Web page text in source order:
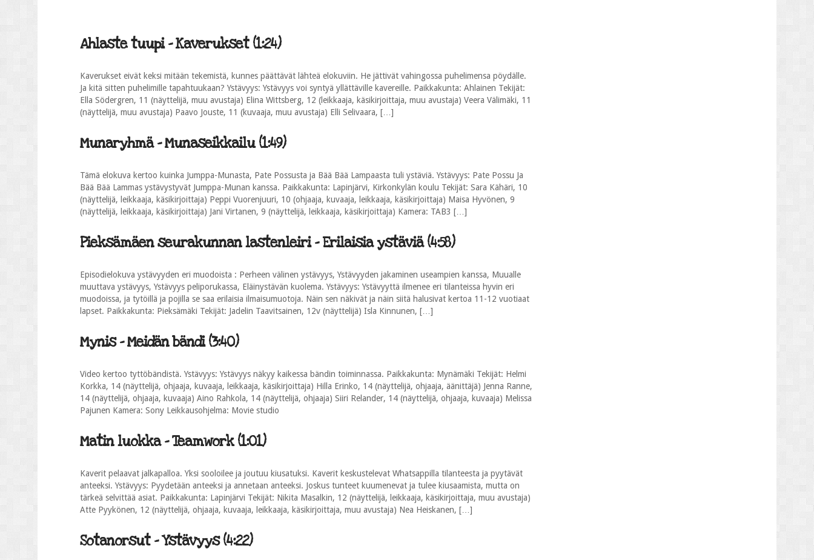
Ahlaste tuupi - Kaverukset (1:24)
Kaverukset eivät keksi mitään tekemistä, kunnes päättävät lähteä elokuviin. He jättivät vahingossa puhelimensa pöydälle.
Ja kitä sitten puhelimille tapahtuukaan? Ystävyys: Ystävyys voi syntyä yllättäville kavereille. Paikkakunta: Ahlainen Tekijät:
Ella Södergren, 11 (näyttelijä, muu avustaja) Elina Wittsberg, 12 (leikkaaja, käsikirjoittaja, muu avustaja) Veera Välimäki, 11
(näyttelijä, muu avustaja) Paavo Jouste, 11 (kuvaaja, muu avustaja) Elli Selivaara, […]
Munaryhmä - Munaseikkailu (1:49)
Tämä elokuva kertoo kuinka Jumppa-Munasta, Pate Possusta ja Bää Bää Lampaasta tuli ystäviä. Ystävyys: Pate Possu Ja
Bää Bää Lammas ystävystyvät Jumppa-Munan kanssa. Paikkakunta: Lapinjärvi, Kirkonkylän koulu Tekijät: Sara Kähäri, 10
(näyttelijä, leikkaaja, käsikirjoittaja) Peppi Vuorenjuuri, 10 (ohjaaja, kuvaaja, leikkaaja, käsikirjoittaja) Maisa Hyvönen, 9
(näyttelijä, leikkaaja, käsikirjoittaja) Jani Virtanen, 9 (näyttelijä, leikkaaja, käsikirjoittaja) Kamera: TAB3 […]
Pieksämäen seurakunnan lastenleiri - Erilaisia ystäviä (4:58)
Episodielokuva ystävyyden eri muodoista : Perheen välinen ystävyys, Ystävyyden jakaminen useampien kanssa, Muualle
muuttava ystävyys, Ystävyys peliporukassa, Eläinystävän kuolema. Ystävyys: Ystävyyttä ilmenee eri tilanteissa hyvin eri
muodoissa, ja tytöillä ja pojilla se saa erilaisia ilmaisumuotoja. Näin sen näkivät ja näin siitä halusivat kertoa 11-12 vuotiaat
lapset. Paikkakunta: Pieksämäki Tekijät: Jadelin Taavitsainen, 12v (näyttelijä) Isla Kinnunen, […]
Mynis - Meidän bändi (3:40)
Video kertoo tyttöbändistä. Ystävyys: Ystävyys näkyy kaikessa bändin toiminnassa. Paikkakunta: Mynämäki Tekijät: Helmi
Korkka, 14 (näyttelijä, ohjaaja, kuvaaja, leikkaaja, käsikirjoittaja) Hilla Erinko, 14 (näyttelijä, ohjaaja, äänittäjä) Jenna Ranne,
14 (näyttelijä, ohjaaja, kuvaaja) Aino Rahkola, 14 (näyttelijä, ohjaaja) Siiri Relander, 14 (näyttelijä, ohjaaja, kuvaaja) Melissa
Pajunen Kamera: Sony Leikkausohjelma: Movie studio
Matin luokka - Teamwork (1:01)
Kaverit pelaavat jalkapalloa. Yksi sooloilee ja joutuu kiusatuksi. Kaverit keskustelevat Whatsappilla tilanteesta ja pyytävät
anteeksi. Ystävyys: Pyydetään anteeksi ja annetaan anteeksi. Joskus tunteet kuumenevat ja tulee kiusaamista, mutta on
tärkeä selvittää asiat. Paikkakunta: Lapinjärvi Tekijät: Nikita Masalkin, 12 (näyttelijä, leikkaaja, käsikirjoittaja, muu avustaja)
Atte Pyykönen, 12 (näyttelijä, ohjaaja, kuvaaja, leikkaaja, käsikirjoittaja, muu avustaja) Nea Heiskanen, […]
Sotanorsut - Ystävyys (4:22)